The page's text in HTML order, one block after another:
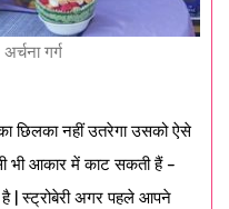
अर्चना गर्ग
छिलका नहीं उतरेगा उसको ऐसे
भी आकार में काट सकती हैं –
| स्ट्रोबेरी अगर पहले आपने